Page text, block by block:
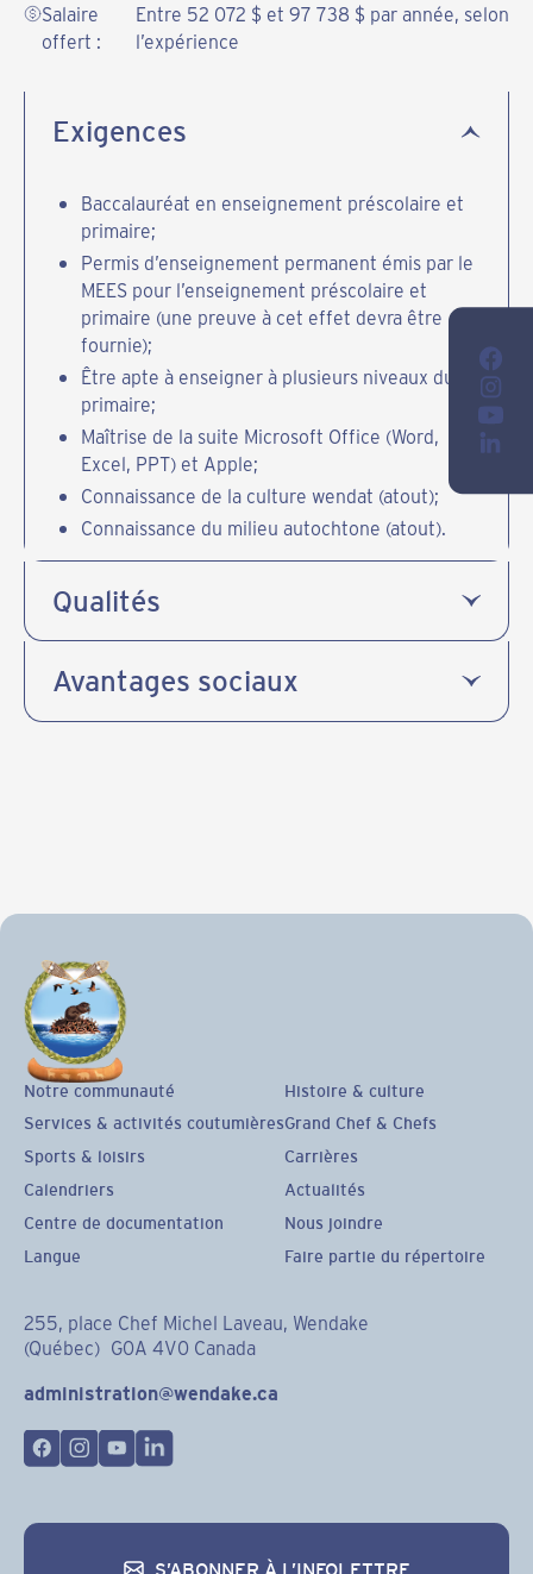
Salaire
offert :
Entre 52 072 $ et 97 738 $ par année, selon
l’expérience
Exigences
Baccalauréat en enseignement préscolaire et
primaire;
Permis d’enseignement permanent émis par le
MEES pour l’enseignement préscolaire et
primaire (une preuve à cet effet devra être
fournie);
Être apte à enseigner à plusieurs niveaux du
primaire;
Maîtrise de la suite Microsoft Office (Word,
Excel, PPT) et Apple;
Connaissance de la culture wendat (atout);
Connaissance du milieu autochtone (atout).
Qualités
Avantages sociaux
255, place Chef Michel Laveau, Wendake
(Québec) G0A 4V0 Canada
administration@wendake.ca
Notre communauté
Services & activités coutumières
Sports & loisirs
Calendriers
Centre de documentation
Langue
Histoire & culture
Grand Chef & Chefs
Carrières
Actualités
Nous joindre
Faire partie du répertoire